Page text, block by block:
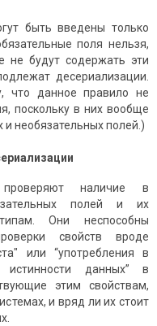
быть введены только
поля нельзя,
не будут содержать эти
десериализации.
что данное правило не
поскольку в них вообще
и необязательных полей.)
наличие в
полей и их
Они неспособны
свойств вроде
или “употребления в
данных” в
этим свойствам,
и вряд ли их стоит